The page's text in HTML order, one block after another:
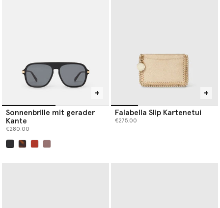
Baseball caps are crafted from organic cotton canvas, while soft,
knitted beanie hats and scarves are spun from RWS-certified
wool, recycled cashmere and RAS-certified alpaca yarn.
Shop Stella McCartney’s luxury designer
scarves,beltsand more women’s accessories below.
Sonnenbrille mit gerader
Kante
€280.00
Falabella Slip Kartenetui
€275.00